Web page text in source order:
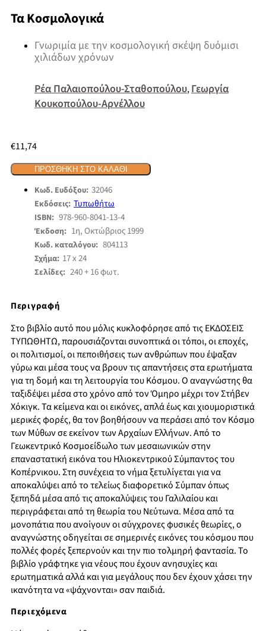
Τα Κοσμολογικά
Γνωριμία με την κοσμολογική σκέψη δυόμισι
χιλιάδων χρόνων
Ρέα Παλαιοπούλου-Σταθοπούλου,Γεωργία
Κουκοπούλου-Αρνέλλου
€11,74
ΠΡΟΣΘΉΚΗ ΣΤΟ ΚΑΛΆΘΙ
Κωδ. Ευδόξου: 32046
Εκδόσεις: Τυπωθήτω
ISBN: 978-960-8041-13-4
Έκδοση: 1η, Οκτώβριος 1999
Κωδ. καταλόγου: 804113
Σχήμα: 17 x 24
Σελίδες: 240 + 16 φωτ.
Περιγραφή
Στο βιβλίο αυτό που μόλις κυκλοφόρησε από τις ΕΚΔΟΣΕΙΣ
ΤΥΠΩΘΗΤΩ, παρουσιάζονται συνοπτικά οι τόποι, οι εποχές,
οι πολιτισμοί, οι πεποιθήσεις των ανθρώπων που έψαξαν
γύρω και μέσα τους να βρουν τις απαντήσεις στα ερωτήματα
για τη δομή και τη λειτουργία του Κόσμου. Ο αναγνώστης θα
ταξιδέψει μέσα στο χρόνο από τον Όμηρο μέχρι τον Στήβεν
Χόκιγκ. Τα κείμενα και οι εικόνες, απλά έως και χιουμοριστικά
μερικές φορές, θα τον βοηθήσουν να περάσει από τον Κόσμο
των Μύθων σε εκείνον των Αρχαίων Ελλήνων. Από το
Γεωκεντρικό Κοσμοείδωλο των μεσαιωνικών στην
επαναστατική εικόνα του Ηλιοκεντρικού Σύμπαντος του
Κοπέρνικου. Στη συνέχεια το νήμα ξετυλίγεται για να
αποκαλύψει από το τελείως διαφορετικό Σύμπαν όπως
ξεπηδά μέσα από τις αποκαλύψεις του Γαλιλαίου και
περιγράφεται από τη θεωρία του Νεύτωνα. Μέσα από τα
μονοπάτια που ανοίγουν οι σύγχρονες φυσικές θεωρίες, ο
αναγνώστης οδηγείται σε σημερινές εικόνες του κόσμου που
πολλές φορές ξεπερνούν και την πιο τολμηρή φαντασία. Το
βιβλίο γράφτηκε για νέους που έχουν ανησυχίες και
ερωτηματικά αλλά και για μεγάλους που δεν έχουν χάσει την
ικανότητα να «ψάχνονται» σαν παιδιά.
Περιεχόμενα